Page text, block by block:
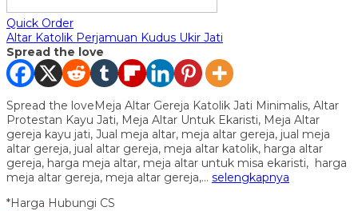
Quick Order
Altar Katolik Perjamuan Kudus Ukir Jati
Spread the love
Spread the loveMeja Altar Gereja Katolik Jati Minimalis, Altar
Protestan Kayu Jati, Meja Altar Untuk Ekaristi, Meja Altar
gereja kayu jati, Jual meja altar, meja altar gereja, jual meja
altar gereja, jual altar gereja, meja altar katolik, harga altar
gereja, harga meja altar, meja altar untuk misa ekaristi, harga
meja altar gereja, meja altar gereja,… selengkapnya
*Harga Hubungi CS